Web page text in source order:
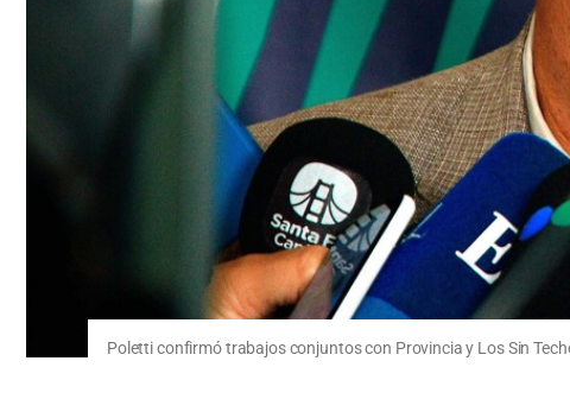
Poletti confirmó trabajos conjuntos con Provincia y Los Sin